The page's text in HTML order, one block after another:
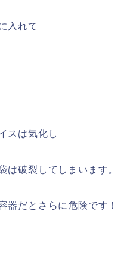
入れて
スは気化し
は破裂してしまいます。
器だとさらに危険です！